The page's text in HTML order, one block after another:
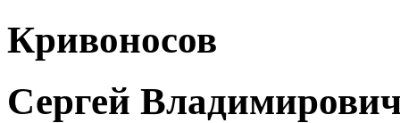
Кривоносов
Сергей